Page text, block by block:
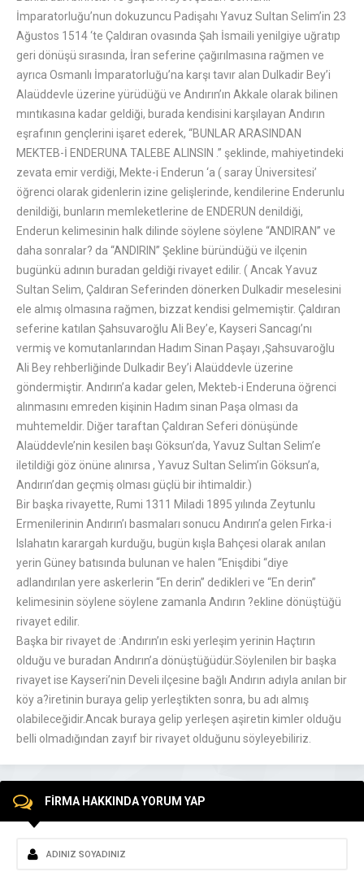
İmparatorluğu’nun dokuzuncu Padişahı Yavuz Sultan Selim’in 23
Ağustos 1514 ‘te Çaldıran ovasında Şah İsmaili yenilgiye uğratıp
geri dönüşü sırasında, İran seferine çağırılmasına rağmen ve
ayrıca Osmanlı İmparatorluğu’na karşı tavır alan Dulkadir Bey’i
Alaüddevle üzerine yürüdüğü ve Andırın’ın Akkale olarak bilinen
mıntıkasına kadar geldiği, burada kendisini karşılayan Andırın
eşrafının gençlerini işaret ederek, “BUNLAR ARASINDAN
MEKTEB-İ ENDERUNA TALEBE ALINSIN .” şeklinde, mahiyetindeki
zevata emir verdiği, Mekte-i Enderun ‘a ( saray Üniversitesi’
öğrenci olarak gidenlerin izine gelişlerinde, kendilerine Enderunlu
denildiği, bunların memleketlerine de ENDERUN denildiği,
Enderun kelimesinin halk dilinde söylene söylene “ANDIRAN” ve
daha sonralar? da “ANDIRIN” Şekline büründüğü ve ilçenin
bugünkü adının buradan geldiği rivayet edilir. ( Ancak Yavuz
Sultan Selim, Çaldıran Seferinden dönerken Dulkadir meselesini
ele almış olmasına rağmen, bizzat kendisi gelmemiştir. Çaldıran
seferine katılan Şahsuvaroğlu Ali Bey’e, Kayseri Sancagı’nı
vermiş ve komutanlarından Hadım Sinan Paşayı ,Şahsuvaroğlu
Ali Bey rehberliğinde Dulkadir Bey’i Alaüddevle üzerine
göndermiştir. Andırın’a kadar gelen, Mekteb-i Enderuna öğrenci
alınmasını emreden kişinin Hadım sinan Paşa olması da
muhtemeldir. Diğer taraftan Çaldıran Seferi dönüşünde
Alaüddevle’nin kesilen başı Göksun’da, Yavuz Sultan Selim’e
iletildiği göz önüne alınırsa , Yavuz Sultan Selim’in Göksun’a,
Andırın’dan geçmiş olması güçlü bir ihtimaldir.)
Bir başka rivayette, Rumi 1311 Miladi 1895 yılında Zeytunlu
Ermenilerinin Andırın’ı basmaları sonucu Andırın’a gelen Fırka-i
Islahatın karargah kurduğu, bugün kışla Bahçesi olarak anılan
yerin Güney batısında bulunan ve halen “Enişdibi “diye
adlandırılan yere askerlerin “En derin” dedikleri ve “En derin”
kelimesinin söylene söylene zamanla Andırın ?ekline dönüştüğü
rivayet edilir.
Başka bir rivayet de :Andırın’ın eski yerleşim yerinin Haçtırın
olduğu ve buradan Andırın’a dönüştüğüdür.Söylenilen bir başka
rivayet ise Kayseri’nin Develi ilçesine bağlı Andırın adıyla anılan bir
köy a?iretinin buraya gelip yerleştikten sonra, bu adı almış
olabileceğidir.Ancak buraya gelip yerleşen aşiretin kimler olduğu
belli olmadığından zayıf bir rivayet olduğunu söyleyebiliriz.
FİRMA HAKKINDA YORUM YAP